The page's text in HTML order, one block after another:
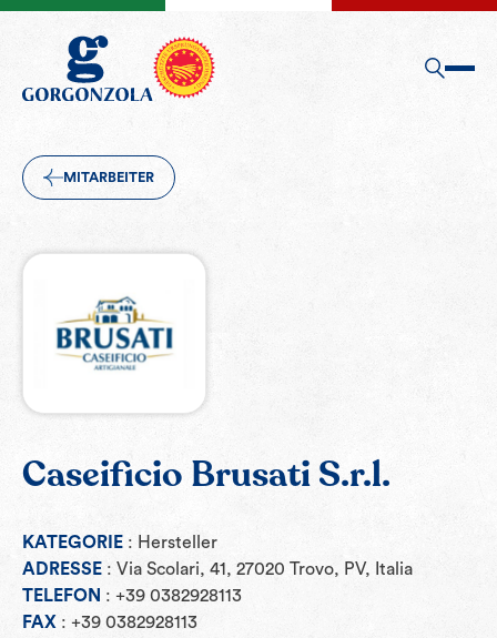
MITARBEITER
Caseificio Brusati S.r.l.
KATEGORIE : Hersteller
ADRESSE : Via Scolari, 41, 27020 Trovo, PV, Italia
TELEFON : +39 0382928113
FAX : +39 0382928113